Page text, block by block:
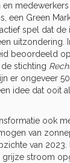
een Green
spel dat de
uitzondering.
beoordeeld
stichting
er ongeveer
idee dat ooit
ook
van
van
grijze stroom